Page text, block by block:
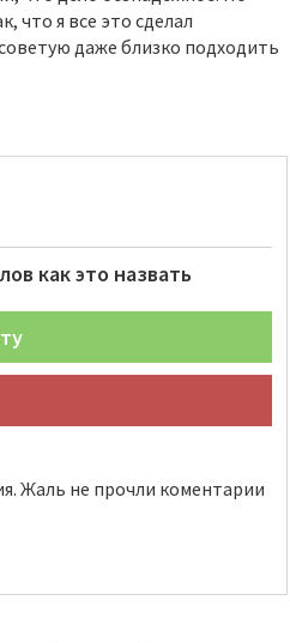
что я все это сделал
даже близко подходить
как это назвать
Жаль не прочли коментарии